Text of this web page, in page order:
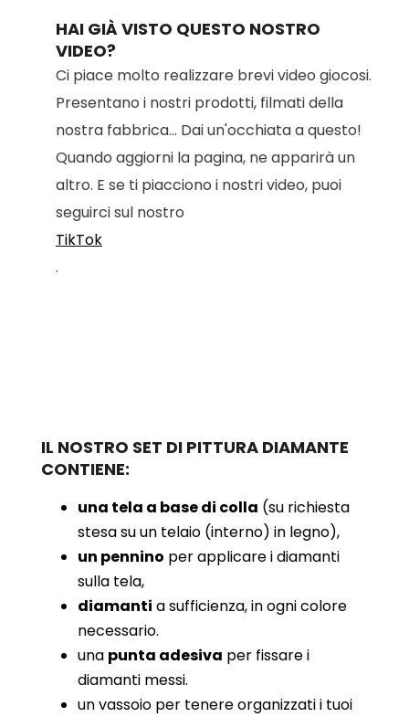
HAI GIÀ VISTO QUESTO NOSTRO
VIDEO?
Ci piace molto realizzare brevi video giocosi.
Presentano i nostri prodotti, filmati della
nostra fabbrica... Dai un'occhiata a questo!
Quando aggiorni la pagina, ne apparirà un
altro. E se ti piacciono i nostri video, puoi
seguirci sul nostro
TikTok
.
IL NOSTRO SET DI PITTURA DIAMANTE
CONTIENE:
una tela a base di colla (su richiesta
stesa su un telaio (interno) in legno),
un pennino per applicare i diamanti
sulla tela,
diamanti a sufficienza, in ogni colore
necessario.
una punta adesiva per fissare i
diamanti messi.
un vassoio per tenere organizzati i tuoi